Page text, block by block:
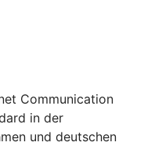
Communication
in der
und deutschen